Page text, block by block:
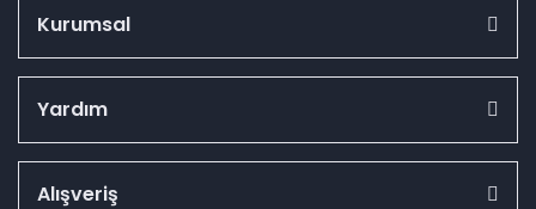
Kurumsal
Yardım
Alışveriş